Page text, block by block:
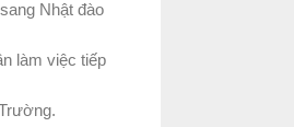
Nhật đào
làm việc tiếp